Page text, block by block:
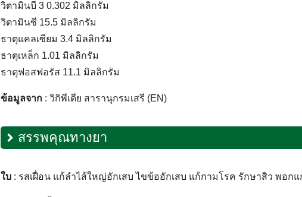
วิตามินบี 3 0.302 มิลลิกรัม
วิตามินซี 15.5 มิลลิกรัม
ธาตุแคลเซียม 3.4 มิลลิกรัม
ธาตุเหล็ก 1.01 มิลลิกรัม
ธาตุฟอสฟอรัส 11.1 มิลลิกรัม
ข้อมูลจาก : วิกิพีเดีย สารานุกรมเสรี (EN)
สรรพคุณทางยา
ใบ : รสเฝื่อน แก้ลำไส้ใหญ่อักเสบ ไขข้ออักเสบ แก้กามโรค รักษาสิว พอก